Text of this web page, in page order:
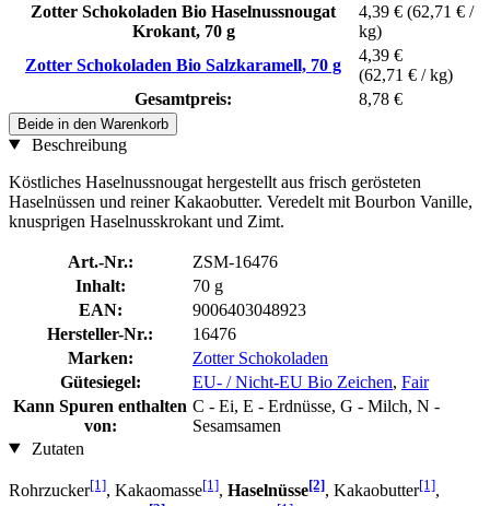
Zotter Schokoladen Bio Haselnussnougat
Krokant, 70 g
4,39 € (62,71 € /
kg)
Zotter Schokoladen Bio Salzkaramell, 70 g
4,39 €
(62,71 € / kg)
Gesamtpreis:
8,78 €
Beide in den Warenkorb
Beschreibung
Köstliches Haselnussnougat hergestellt aus frisch gerösteten
Haselnüssen und reiner Kakaobutter. Veredelt mit Bourbon Vanille,
knusprigen Haselnusskrokant und Zimt.
Art.-Nr.:
ZSM-16476
Inhalt:
70 g
EAN:
9006403048923
Hersteller-Nr.:
16476
Marken:
Zotter Schokoladen
Gütesiegel:
EU- / Nicht-EU Bio Zeichen, Fair
Kann Spuren enthalten
von:
C - Ei, E - Erdnüsse, G - Milch, N -
Sesamsamen
Zutaten
Rohrzucker[1], Kakaomasse[1], Haselnüsse[2], Kakaobutter[1],